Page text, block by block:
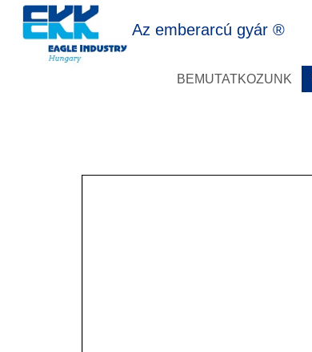
Az emberarcú gyár ®
BEMUTATKOZUNK